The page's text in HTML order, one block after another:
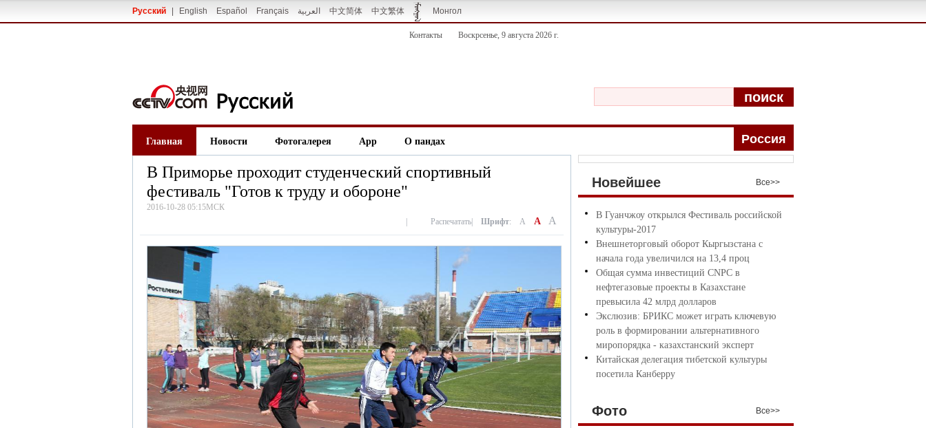
Русский English Español Français العربية 中文简体 中文繁体 Монгол
Контакты Воскрсенье, 9 августа 2026 г.
поиск
Главная Новости Фотогалерея App О пандах Pоccия
В Приморье проходит студенческий спортивный
фестиваль "Готов к труду и обороне"
2016-10-28 05:15МСК
Распечатать Шрифт: A A A
Новейшее Bce>>
В Гуанчжоу открылся Фестиваль российской
культуры-2017
Внешнеторговый оборот Кыргызстана с
начала года увеличился на 13,4 проц
Общая сумма инвестиций CNPC в
нефтегазовые проекты в Казахстане
превысила 42 млрд долларов
Экслюзив: БРИКС может играть ключевую
роль в формировании альтернативного
миропорядка - казахстанский эксперт
Китайская делегация тибетской культуры
посетила Канберру
Фото Все>>